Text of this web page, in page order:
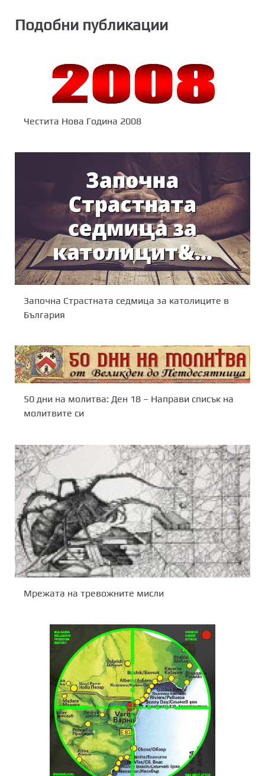
Подобни публикации
Честита Нова Година 2008
Започна Страстната седмица за католиците в
България
50 дни на молитва: Ден 18 – Направи списък на
молитвите си
Мрежата на тревожните мисли